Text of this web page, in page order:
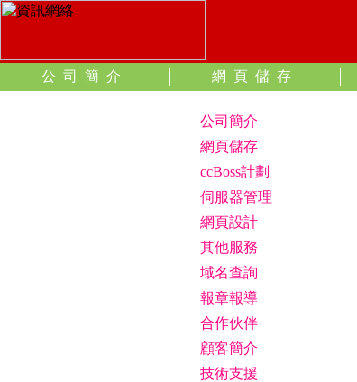
公司簡介 網頁儲存
公司簡介
網頁儲存
ccBoss計劃
伺服器管理
網頁設計
其他服務
域名查詢
報章報導
合作伙伴
顧客簡介
技術支援